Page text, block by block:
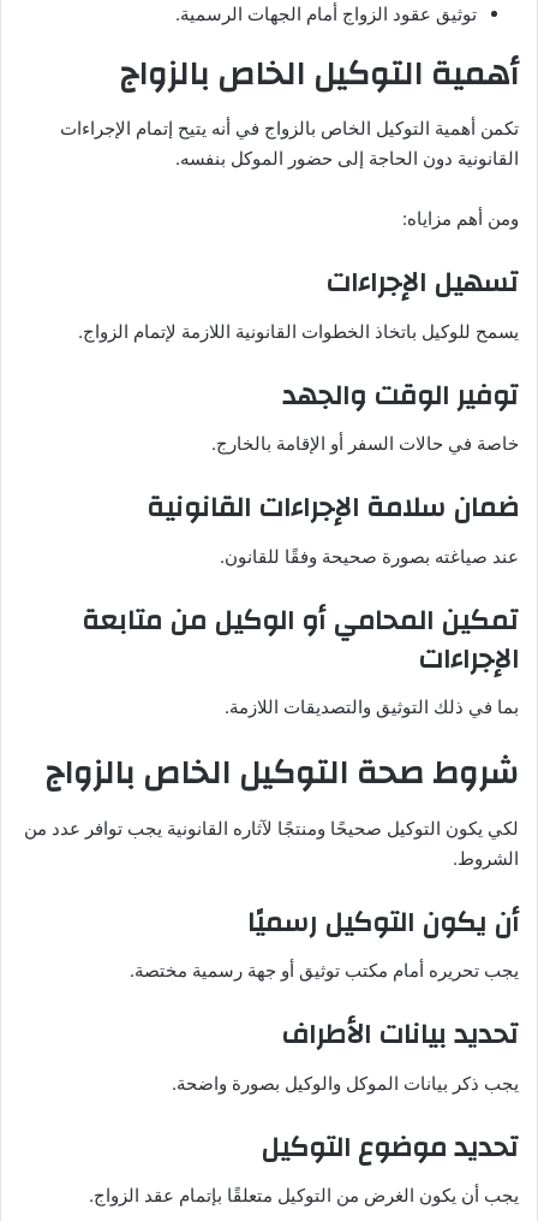
توثيق عقود الزواج أمام الجهات الرسمية.
أهمية التوكيل الخاص بالزواج
تكمن أهمية التوكيل الخاص بالزواج في أنه يتيح إتمام الإجراءات
القانونية دون الحاجة إلى حضور الموكل بنفسه.
ومن أهم مزاياه:
تسهيل الإجراءات
يسمح للوكيل باتخاذ الخطوات القانونية اللازمة لإتمام الزواج.
توفير الوقت والجهد
خاصة في حالات السفر أو الإقامة بالخارج.
ضمان سلامة الإجراءات القانونية
عند صياغته بصورة صحيحة وفقًا للقانون.
تمكين المحامي أو الوكيل من متابعة
الإجراءات
بما في ذلك التوثيق والتصديقات اللازمة.
شروط صحة التوكيل الخاص بالزواج
لكي يكون التوكيل صحيحًا ومنتجًا لآثاره القانونية يجب توافر عدد من
الشروط.
أن يكون التوكيل رسميًا
يجب تحريره أمام مكتب توثيق أو جهة رسمية مختصة.
تحديد بيانات الأطراف
يجب ذكر بيانات الموكل والوكيل بصورة واضحة.
تحديد موضوع التوكيل
يجب أن يكون الغرض من التوكيل متعلقًا بإتمام عقد الزواج.